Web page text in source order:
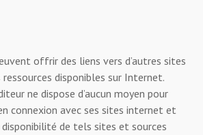
offrir des liens vers d’autres sites
disponibles sur Internet.
ne dispose d’aucun moyen pour
connexion avec ses sites internet et
disponibilité de tels sites et sources